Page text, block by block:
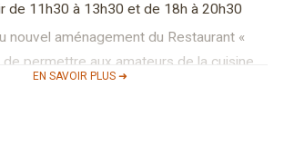
EN SAVOIR PLUS ➜
de 11h30 à 13h30 et de 18h à 20h30
nouvel aménagement du Restaurant «
permettre aux amateurs de la cuisine